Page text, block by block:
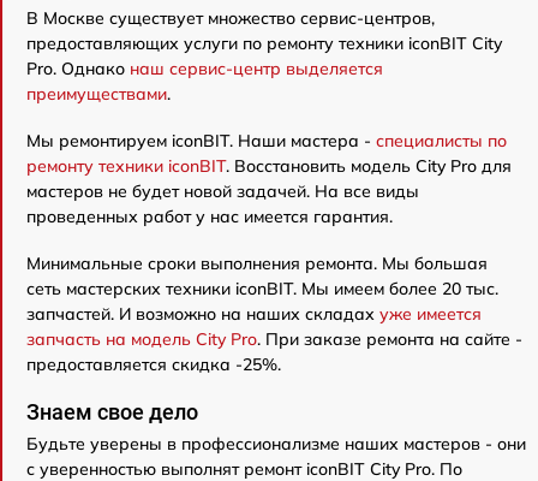
В Москве существует множество сервис-центров,
предоставляющих услуги по ремонту техники iconBIT City
Pro. Однако наш сервис-центр выделяется
преимуществами.
Мы ремонтируем iconBIT. Наши мастера - специалисты по
ремонту техники iconBIT. Восстановить модель City Pro для
мастеров не будет новой задачей. На все виды
проведенных работ у нас имеется гарантия.
Минимальные сроки выполнения ремонта. Мы большая
сеть мастерских техники iconBIT. Мы имеем более 20 тыс.
запчастей. И возможно на наших складах уже имеется
запчасть на модель City Pro. При заказе ремонта на сайте -
предоставляется скидка -25%.
Знаем свое дело
Будьте уверены в профессионализме наших мастеров - они
с уверенностью выполнят ремонт iconBIT City Pro. По